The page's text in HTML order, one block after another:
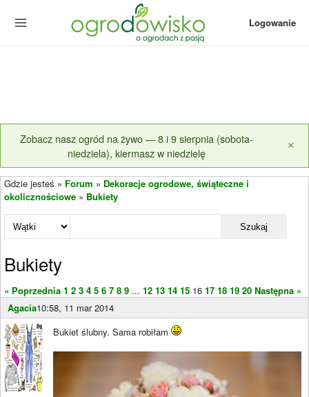
Logowanie
Zobacz nasz ogród na żywo — 8 i 9 sierpnia (sobota-
niedziela), kiermasz w niedzielę
×
Gdzie jesteś » Forum » Dekoracje ogrodowe, świąteczne i
okolicznościowe » Bukiety
Szukaj
Bukiety
« Poprzednia 1 2 3 4 5 6 7 8 9 ... 12 13 14 15 16 17 18 19 20 Następna »
Agacia10:58, 11 mar 2014
Bukiet ślubny. Sama robiłam